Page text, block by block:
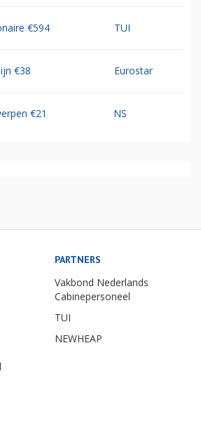
€594 TUI
€38 Eurostar
€21 NS
PARTNERS
Vakbond Nederlands
Cabinepersoneel
TUI
NEWHEAP